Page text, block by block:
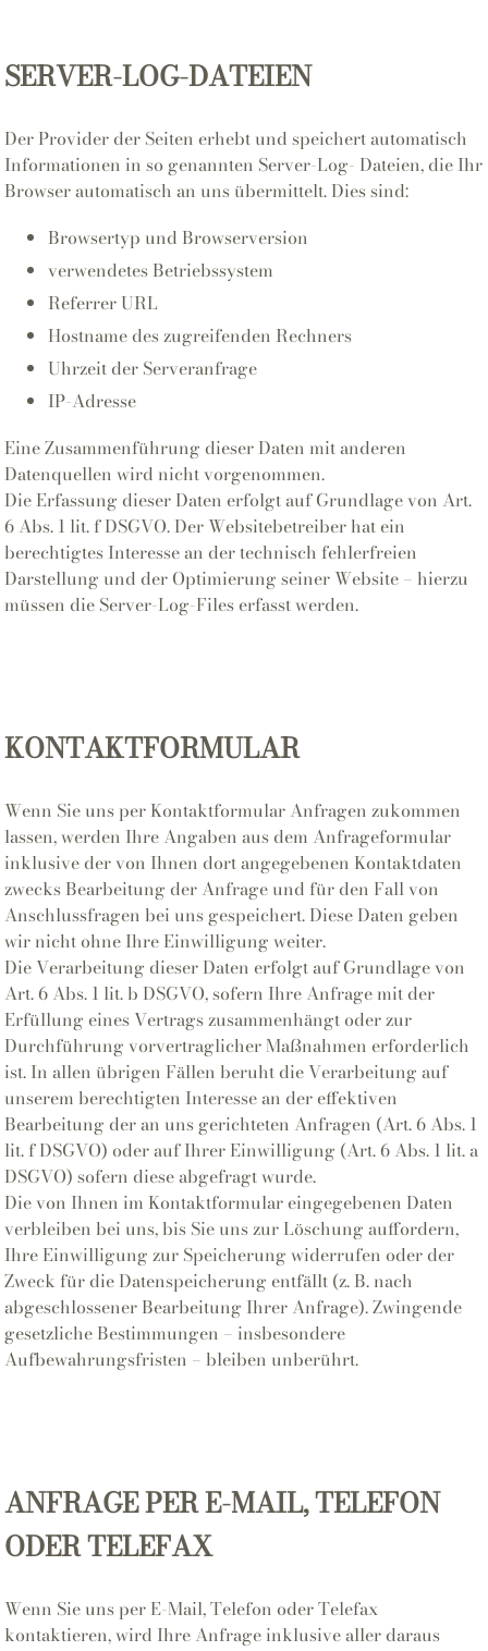
SERVER-LOG-DATEIEN
Der Provider der Seiten erhebt und speichert automatisch
Informationen in so genannten Server-Log- Dateien, die Ihr
Browser automatisch an uns übermittelt. Dies sind:
Browsertyp und Browserversion
verwendetes Betriebssystem
Referrer URL
Hostname des zugreifenden Rechners
Uhrzeit der Serveranfrage
IP-Adresse
Eine Zusammenführung dieser Daten mit anderen
Datenquellen wird nicht vorgenommen.
Die Erfassung dieser Daten erfolgt auf Grundlage von Art.
6 Abs. 1 lit. f DSGVO. Der Websitebetreiber hat ein
berechtigtes Interesse an der technisch fehlerfreien
Darstellung und der Optimierung seiner Website – hierzu
müssen die Server-Log-Files erfasst werden.
KONTAKTFORMULAR
Wenn Sie uns per Kontaktformular Anfragen zukommen
lassen, werden Ihre Angaben aus dem Anfrageformular
inklusive der von Ihnen dort angegebenen Kontaktdaten
zwecks Bearbeitung der Anfrage und für den Fall von
Anschlussfragen bei uns gespeichert. Diese Daten geben
wir nicht ohne Ihre Einwilligung weiter.
Die Verarbeitung dieser Daten erfolgt auf Grundlage von
Art. 6 Abs. 1 lit. b DSGVO, sofern Ihre Anfrage mit der
Erfüllung eines Vertrags zusammenhängt oder zur
Durchführung vorvertraglicher Maßnahmen erforderlich
ist. In allen übrigen Fällen beruht die Verarbeitung auf
unserem berechtigten Interesse an der effektiven
Bearbeitung der an uns gerichteten Anfragen (Art. 6 Abs. 1
lit. f DSGVO) oder auf Ihrer Einwilligung (Art. 6 Abs. 1 lit. a
DSGVO) sofern diese abgefragt wurde.
Die von Ihnen im Kontaktformular eingegebenen Daten
verbleiben bei uns, bis Sie uns zur Löschung auffordern,
Ihre Einwilligung zur Speicherung widerrufen oder der
Zweck für die Datenspeicherung entfällt (z. B. nach
abgeschlossener Bearbeitung Ihrer Anfrage). Zwingende
gesetzliche Bestimmungen – insbesondere
Aufbewahrungsfristen – bleiben unberührt.
ANFRAGE PER E-MAIL, TELEFON
ODER TELEFAX
Wenn Sie uns per E-Mail, Telefon oder Telefax
kontaktieren, wird Ihre Anfrage inklusive aller daraus